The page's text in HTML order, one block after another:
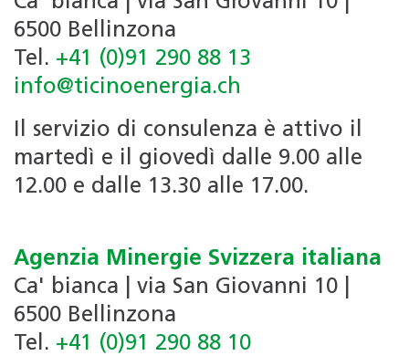
6500 Bellinzona
Tel. +41 (0)91 290 88 13
info@ticinoenergia.ch
Il servizio di consulenza è attivo il
martedì e il giovedì dalle 9.00 alle
12.00 e dalle 13.30 alle 17.00.
Agenzia Minergie Svizzera italiana
Ca' bianca | via San Giovanni 10 |
6500 Bellinzona
Tel. +41 (0)91 290 88 10